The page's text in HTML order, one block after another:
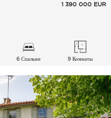
1 390 000 EUR
6 Спальни 9 Комнаты